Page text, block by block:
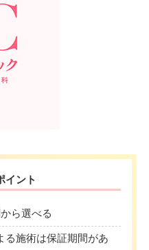
イント
ら選べる
る施術は保証期間があ